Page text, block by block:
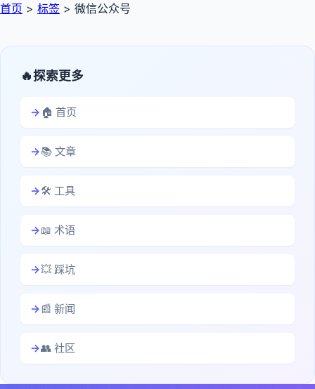
首页 > 标签 > 微信公众号
探索更多
🏠 首页
📚 文章
🛠️ 工具
📖 术语
💥 踩坑
📰 新闻
👥 社区